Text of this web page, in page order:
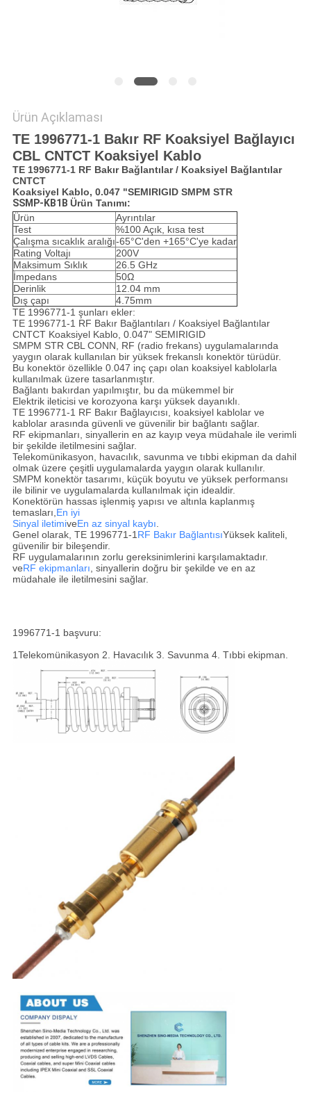
Ürün Açıklaması
TE 1996771-1 Bakır RF Koaksiyel Bağlayıcı
CBL CNTCT Koaksiyel Kablo
TE 1996771-1 RF Bakır Bağlantılar / Koaksiyel Bağlantılar
CNTCT
Koaksiyel Kablo, 0.047 "SEMIRIGID SMPM STR
SSMP-KB1B Ürün Tanımı:
Ürün
Ayrıntılar
Test
%100 Açık, kısa test
Çalışma sıcaklık aralığı-65°C'den +165°C'ye kadar
Rating Voltajı
200V
Maksimum Sıklık
26.5 GHz
İmpedans
50Ω
Derinlik
12.04 mm
Dış çapı
4.75mm
TE 1996771-1 şunları ekler:
TE 1996771-1 RF Bakır Bağlantıları / Koaksiyel Bağlantılar
CNTCT Koaksiyel Kablo, 0.047" SEMIRIGID
SMPM STR CBL CONN, RF (radio frekans) uygulamalarında
yaygın olarak kullanılan bir yüksek frekanslı konektör türüdür.
Bu konektör özellikle 0.047 inç çapı olan koaksiyel kablolarla
kullanılmak üzere tasarlanmıştır.
Bağlantı bakırdan yapılmıştır, bu da mükemmel bir
Elektrik ileticisi ve korozyona karşı yüksek dayanıklı.
TE 1996771-1 RF Bakır Bağlayıcısı, koaksiyel kablolar ve
kablolar arasında güvenli ve güvenilir bir bağlantı sağlar.
RF ekipmanları, sinyallerin en az kayıp veya müdahale ile verimli
bir şekilde iletilmesini sağlar.
Telekomünikasyon, havacılık, savunma ve tıbbi ekipman da dahil
olmak üzere çeşitli uygulamalarda yaygın olarak kullanılır.
SMPM konektör tasarımı, küçük boyutu ve yüksek performansı
ile bilinir ve uygulamalarda kullanılmak için idealdir.
Konektörün hassas işlenmiş yapısı ve altınla kaplanmış
temasları,En iyi
Sinyal iletimiveEn az sinyal kaybı.
Genel olarak, TE 1996771-1RF Bakır BağlantısıYüksek kaliteli,
güvenilir bir bileşendir.
RF uygulamalarının zorlu gereksinimlerini karşılamaktadır.
veRF ekipmanları, sinyallerin doğru bir şekilde ve en az
müdahale ile iletilmesini sağlar.
1996771-1 başvuru:
1Telekomünikasyon 2. Havacılık 3. Savunma 4. Tıbbi ekipman.